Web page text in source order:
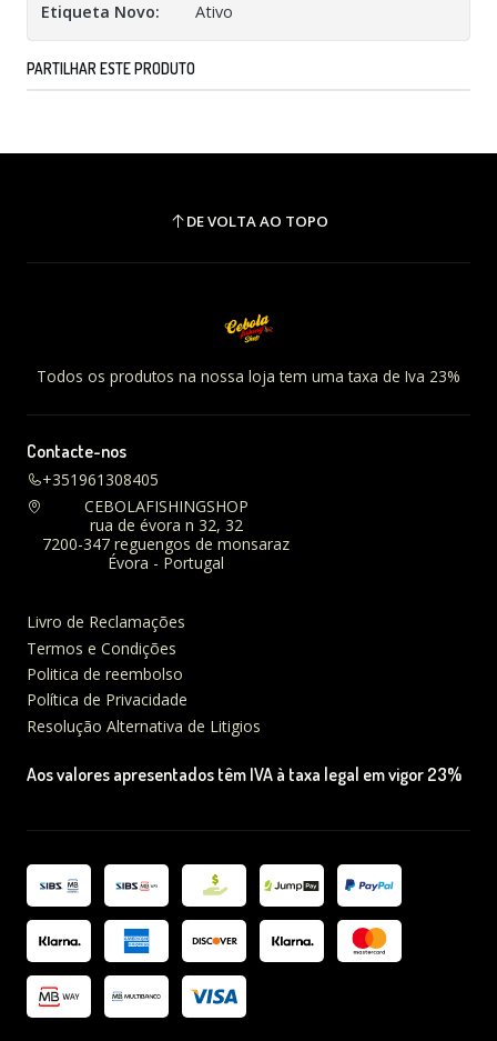
Etiqueta Novo: Ativo
PARTILHAR ESTE PRODUTO
DE VOLTA AO TOPO
Todos os produtos na nossa loja tem uma taxa de Iva 23%
Contacte-nos
+351961308405
CEBOLAFISHINGSHOP
rua de évora n 32, 32
7200-347 reguengos de monsaraz
Évora - Portugal
Livro de Reclamações
Termos e Condições
Politica de reembolso
Política de Privacidade
Resolução Alternativa de Litigios
Aos valores apresentados têm IVA à taxa legal em vigor 23%